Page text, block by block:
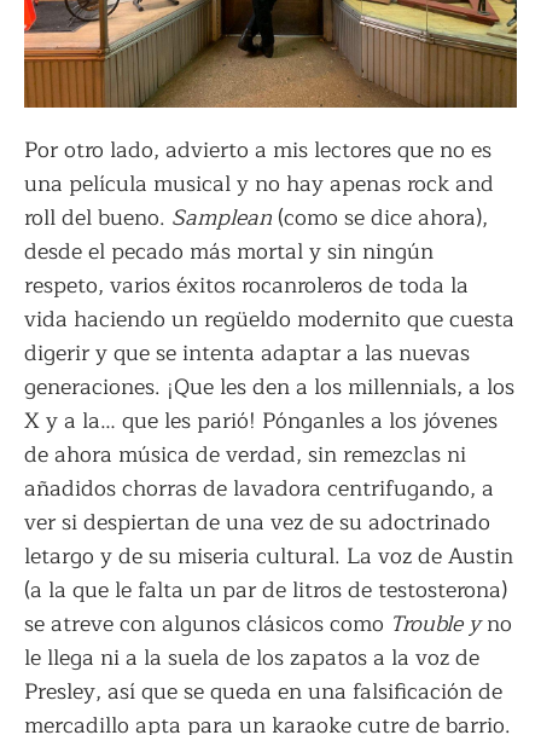
Por otro lado, advierto a mis lectores que no es
una película musical y no hay apenas rock and
roll del bueno. Samplean (como se dice ahora),
desde el pecado más mortal y sin ningún
respeto, varios éxitos rocanroleros de toda la
vida haciendo un regüeldo modernito que cuesta
digerir y que se intenta adaptar a las nuevas
generaciones. ¡Que les den a los millennials, a los
X y a la… que les parió! Pónganles a los jóvenes
de ahora música de verdad, sin remezclas ni
añadidos chorras de lavadora centrifugando, a
ver si despiertan de una vez de su adoctrinado
letargo y de su miseria cultural. La voz de Austin
(a la que le falta un par de litros de testosterona)
se atreve con algunos clásicos como Trouble yno
le llega ni a la suela de los zapatos a la voz de
Presley, así que se queda en una falsificación de
mercadillo apta para un karaoke cutre de barrio.